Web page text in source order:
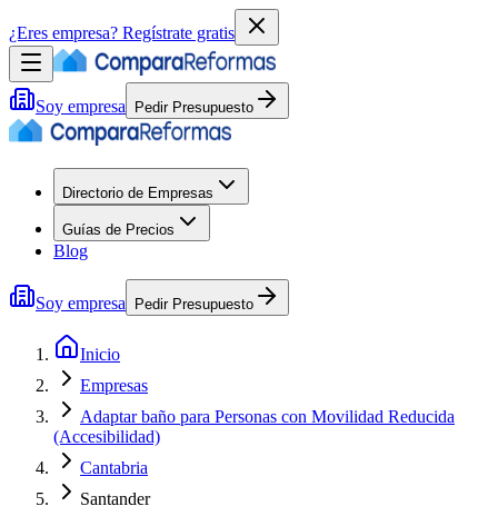
¿Eres empresa? Regístrate gratis
Soy empresa Pedir Presupuesto
Directorio de Empresas
Guías de Precios
Blog
Soy empresa Pedir Presupuesto
Inicio
Empresas
Adaptar baño para Personas con Movilidad Reducida
(Accesibilidad)
Cantabria
Santander